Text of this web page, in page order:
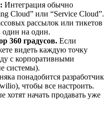
Интеграция обычно
Cloud” или “Service Cloud”.
рассылок или тикетов
один на один.
360 градусов. Если
видеть каждую точку
с корпоративными
системы).
понадобится разработчик
чтобы все настроить.
хотят начать продавать уже